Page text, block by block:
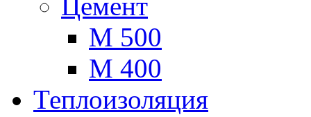
Цемент
М 500
М 400
Теплоизоляция